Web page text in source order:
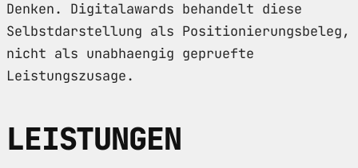
Denken. Digitalawards behandelt diese
Selbstdarstellung als Positionierungsbeleg,
nicht als unabhaengig gepruefte
Leistungszusage.
LEISTUNGEN